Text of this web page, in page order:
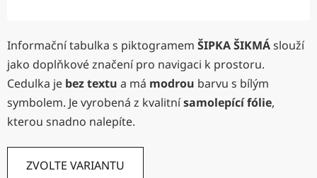
Informační tabulka s piktogramem ŠIPKA ŠIKMÁslouží
jako doplňkové značení pro navigaci k prostoru.
Cedulka je bez textu a má modrou barvu s bílým
symbolem. Je vyrobená z kvalitnísamolepící fólie,
kterou snadno nalepíte.
ZVOLTE VARIANTU